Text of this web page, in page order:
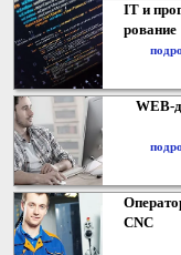
IT и
рование
WEB-
CNC